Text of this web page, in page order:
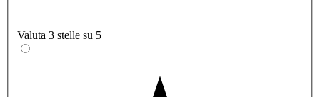
Valuta 3 stelle su 5